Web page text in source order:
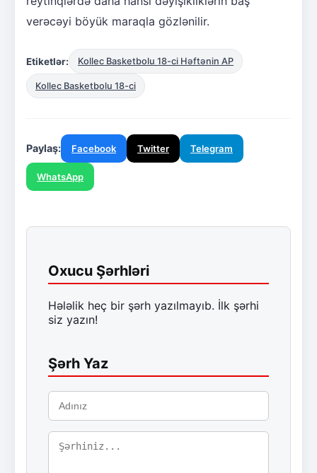
verəcəyi böyük maraqla gözlənilir.
Etiketlər: Kollec Basketbolu 18-ci Həftənin AP
Kollec Basketbolu 18-ci
Paylaş: Facebook Twitter Telegram
WhatsApp
Oxucu Şərhləri
Hələlik heç bir şərh yazılmayıb. İlk şərhi
siz yazın!
Şərh Yaz